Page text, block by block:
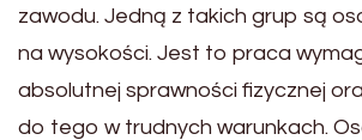
zawodu. Jedną z takich grup są
na wysokości. Jest to praca
absolutnej sprawności fizycznej
do tego w trudnych warunkach.